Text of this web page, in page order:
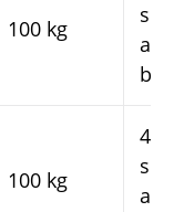
100 kg
100 kg
4–7